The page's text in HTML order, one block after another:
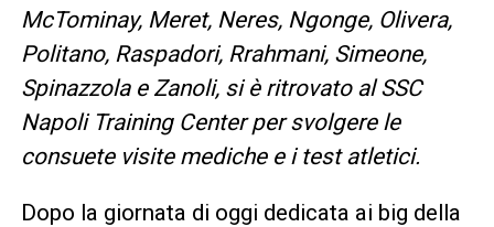
McTominay, Meret, Neres, Ngonge, Olivera,
Politano, Raspadori, Rrahmani, Simeone,
Spinazzola e Zanoli, si è ritrovato al SSC
Napoli Training Center per svolgere le
consuete visite mediche e i test atletici.
Dopo la giornata di oggi dedicata ai big della